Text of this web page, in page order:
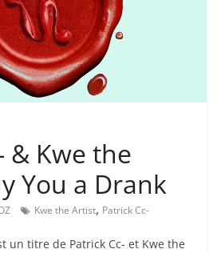
& Kwe the
You a Drank
Kwe the Artist, Patrick Cc-
un titre de Patrick Cc- et Kwe the